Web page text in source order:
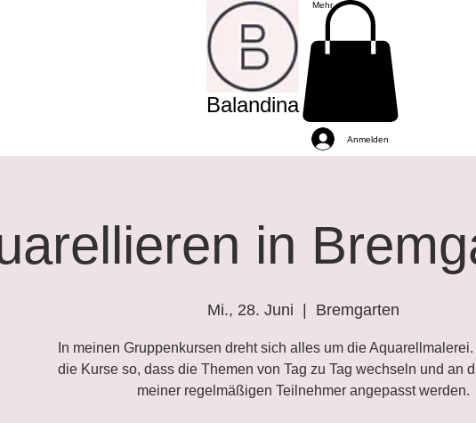
Balandina
Mehr
Anmelden
in
Mi., 28. Juni Bremgarten
In meinen Gruppenkursen dreht sich alles um die
die Kurse so, dass die Themen von Tag zu Tag wechseln und an
meiner regelmäßigen Teilnehmer angepasst werden.